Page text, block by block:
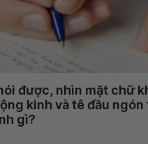
được, nhìn mặt chữ
kinh và tê đầu ngón
gì?